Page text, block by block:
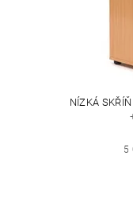
NÍZKÁ
5